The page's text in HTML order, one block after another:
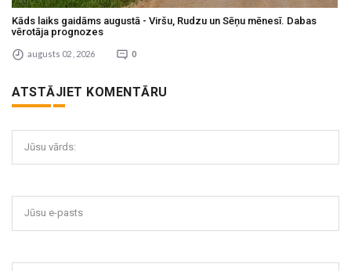
Kāds laiks gaidāms augustā - Viršu, Rudzu un Sēņu mēnesī. Dabas
vērotāja prognozes
augusts 02 , 2026 0
ATSTĀJIET KOMENTĀRU
Jūsu vārds:
Jūsu e-pasts